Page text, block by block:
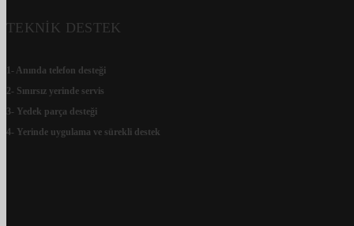
TEKNİK DESTEK
1- Anında telefon desteği
2- Sınırsız yerinde servis
3- Yedek parça desteği
4- Yerinde uygulama ve sürekli destek